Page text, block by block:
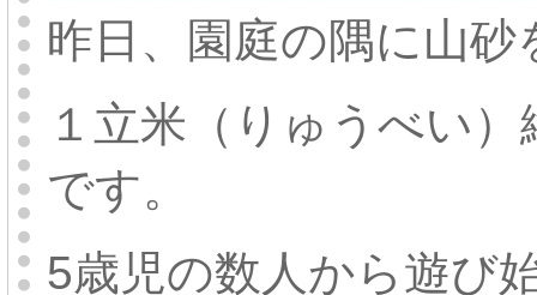
昨日、園庭の隅に山
１立米（りゅうべい
です。
5歳児の数人から遊び